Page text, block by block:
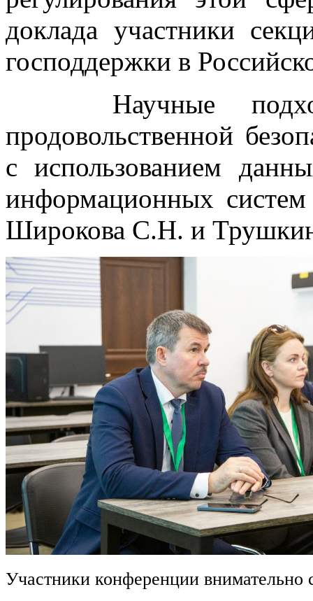
доклада участники
господдержки в
Научные
продовольственной
с использованием
информационных
Широкова С.Н. и
Участники конференции